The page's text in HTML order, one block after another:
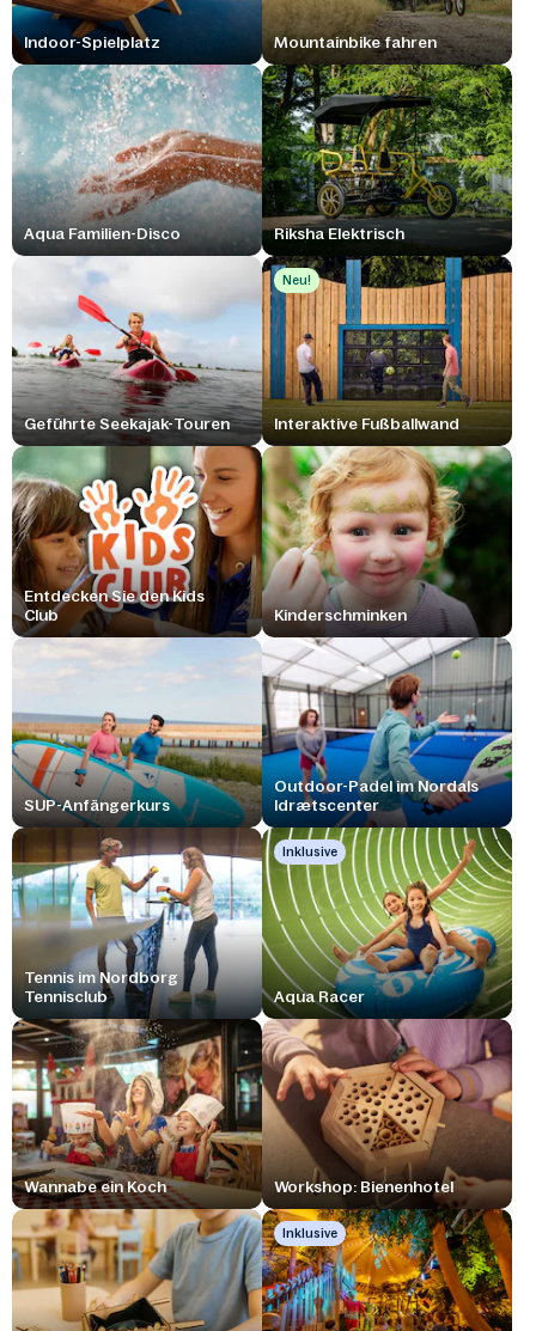
Indoor-Spielplatz Mountainbike fahren
Aqua Familien-Disco Riksha Elektrisch
Geführte Seekajak-Touren
Neu!
Interaktive Fußballwand
Entdecken Sie den Kids
Club
Kinderschminken
SUP-Anfängerkurs
Outdoor-Padel im Nordals
Idrætscenter
Tennis im Nordborg
Tennisclub
Inklusive
Aqua Racer
Wannabe ein Koch Workshop: Bienenhotel
Inklusive